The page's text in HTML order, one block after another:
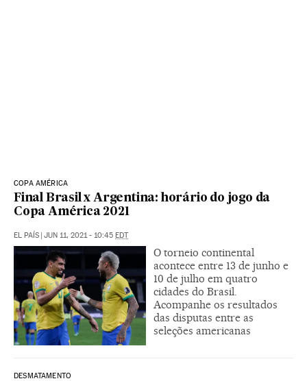
COPA AMÉRICA
Final Brasil x Argentina: horário do jogo da
Copa América 2021
EL PAÍS | JUN 11, 2021 - 10:45 EDT
O torneio continental
acontece entre 13 de junho e
10 de julho em quatro
cidades do Brasil.
Acompanhe os resultados
das disputas entre as
seleções americanas
DESMATAMENTO